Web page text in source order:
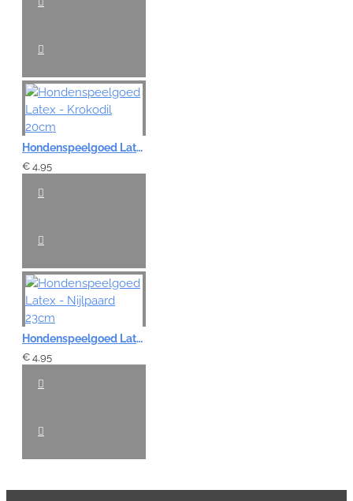
Hondenspeelgoed Latex - Krokodil 20cm
€ 4,95
Hondenspeelgoed Latex - Nijlpaard 23cm
€ 4,95